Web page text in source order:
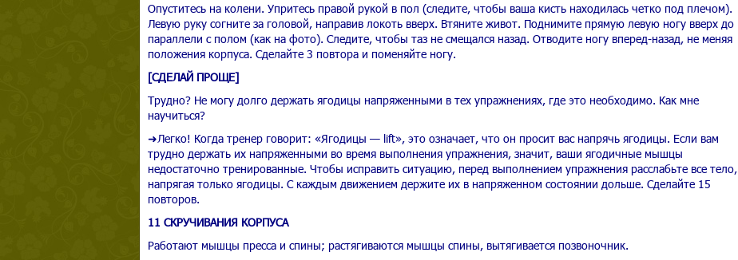
Опуститесь на колени. Упритесь правой рукой в пол (следите, чтобы ваша кисть находилась четко под плечом).
Левую руку согните за головой, направив локоть вверх. Втяните живот. Поднимите прямую левую ногу вверх до
параллели с полом (как на фото). Следите, чтобы таз не смещался назад. Отводите ногу вперед-назад, не меняя
положения корпуса. Сделайте 3 повтора и поменяйте ногу.
[СДЕЛАЙ ПРОЩЕ]
Трудно? Не могу долго держать ягодицы напряженными в тех упражнениях, где это необходимо. Как мне
научиться?
➜Легко! Когда тренер говорит: «Ягодицы — lift», это означает, что он просит вас напрячь ягодицы. Если вам
трудно держать их напряженными во время выполнения упражнения, значит, ваши ягодичные мышцы
недостаточно тренированные. Чтобы исправить ситуацию, перед выполнением упражнения расслабьте все тело,
напрягая только ягодицы. С каждым движением держите их в напряженном состоянии дольше. Сделайте 15
повторов.
11 СКРУЧИВАНИЯ КОРПУСА
Работают мышцы пресса и спины; растягиваются мышцы спины, вытягивается позвоночник.